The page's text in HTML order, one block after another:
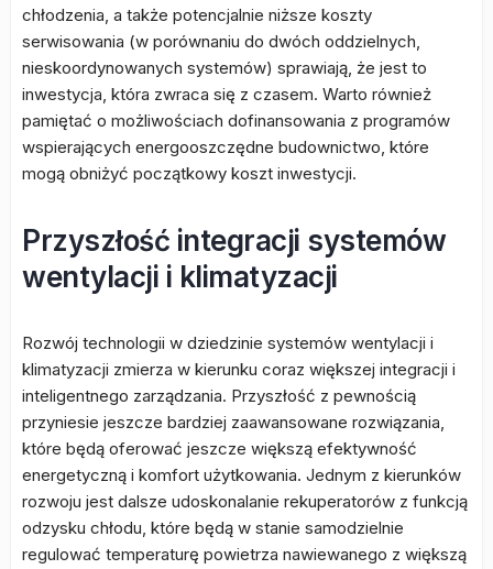
chłodzenia, a także potencjalnie niższe koszty
serwisowania (w porównaniu do dwóch oddzielnych,
nieskoordynowanych systemów) sprawiają, że jest to
inwestycja, która zwraca się z czasem. Warto również
pamiętać o możliwościach dofinansowania z programów
wspierających energooszczędne budownictwo, które
mogą obniżyć początkowy koszt inwestycji.
Przyszłość integracji systemów
wentylacji i klimatyzacji
Rozwój technologii w dziedzinie systemów wentylacji i
klimatyzacji zmierza w kierunku coraz większej integracji i
inteligentnego zarządzania. Przyszłość z pewnością
przyniesie jeszcze bardziej zaawansowane rozwiązania,
które będą oferować jeszcze większą efektywność
energetyczną i komfort użytkowania. Jednym z kierunków
rozwoju jest dalsze udoskonalanie rekuperatorów z funkcją
odzysku chłodu, które będą w stanie samodzielnie
regulować temperaturę powietrza nawiewanego z większą